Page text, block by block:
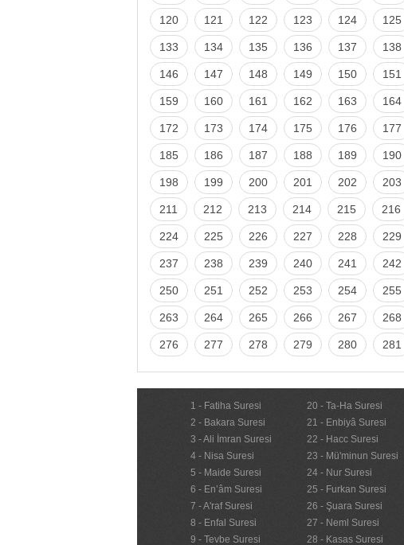
120 121 122 123 124 125
133 134 135 136 137 138
146 147 148 149 150 151
159 160 161 162 163 164
172 173 174 175 176 177
185 186 187 188 189 190
198 199 200 201 202 203
211 212 213 214 215 216
224 225 226 227 228 229
237 238 239 240 241 242
250 251 252 253 254 255
263 264 265 266 267 268
276 277 278 279 280 281
1 - Fatiha Suresi
2 - Bakara Suresi
3 - Ali İmran Suresi
4 - Nisa Suresi
5 - Maide Suresi
6 - En’âm Suresi
7 - A'raf Suresi
8 - Enfal Suresi
9 - Tevbe Suresi
20 - Ta-Ha Suresi
21 - Enbiyâ Suresi
22 - Hacc Suresi
23 - Mü'minun Suresi
24 - Nur Suresi
25 - Furkan Suresi
26 - Şuara Suresi
27 - Neml Suresi
28 - Kasas Suresi